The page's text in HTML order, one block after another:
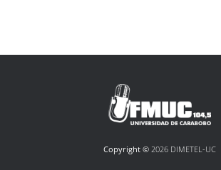
Copyright © 2026 DIMETEL-UC